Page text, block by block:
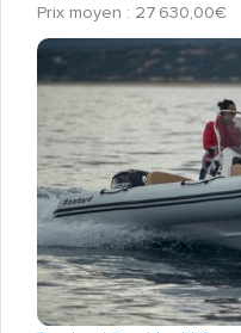
Prix moyen : 27 630,00€